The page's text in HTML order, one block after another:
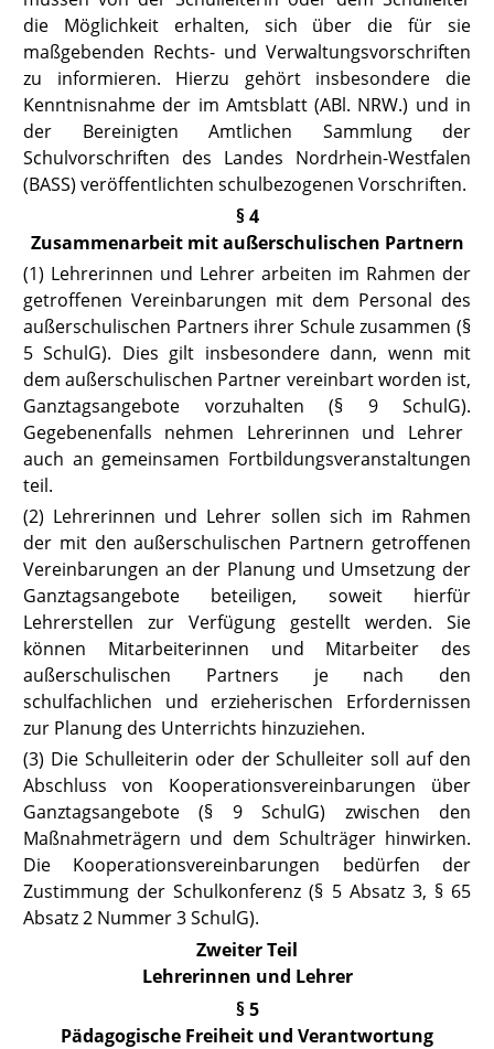
die Möglichkeit erhalten, sich über die für sie
maßgebenden Rechts- und Verwaltungsvorschriften
zu informieren. Hierzu gehört insbesondere die
Kenntnisnahme der im Amtsblatt (ABl. NRW.) und in
der Bereinigten Amtlichen Sammlung der
Schulvorschriften des Landes Nordrhein-Westfalen
(BASS) veröffentlichten schulbezogenen Vorschriften.
§ 4
Zusammenarbeit mit außerschulischen Partnern
(1) Lehrerinnen und Lehrer arbeiten im Rahmen der
getroffenen Vereinbarungen mit dem Personal des
außerschulischen Partners ihrer Schule zusammen (§
5 SchulG). Dies gilt insbesondere dann, wenn mit
dem außerschulischen Partner vereinbart worden ist,
Ganztagsangebote vorzuhalten(§ 9 SchulG).
Gegebenenfalls nehmen Lehrerinnen und Lehrer
auch an gemeinsamen Fortbildungsveranstaltungen
teil.
(2) Lehrerinnen und Lehrer sollen sich im Rahmen
der mit den außerschulischen Partnern getroffenen
Vereinbarungen an der Planung und Umsetzung der
Ganztagsangebote beteiligen, soweit hierfür
Lehrerstellen zur Verfügung gestellt werden. Sie
können Mitarbeiterinnen und Mitarbeiter des
außerschulischen Partners je nach den
schulfachlichen und erzieherischen Erfordernissen
zur Planung des Unterrichts hinzuziehen.
(3) Die Schulleiterin oder der Schulleiter soll auf den
Abschluss von Kooperationsvereinbarungen über
Ganztagsangebote(§ 9 SchulG) zwischen den
Maßnahmeträgern und dem Schulträger hinwirken.
Die Kooperationsvereinbarungen bedürfen der
Zustimmung der Schulkonferenz (§ 5 Absatz 3, § 65
Absatz 2 Nummer 3 SchulG).
Zweiter Teil
Lehrerinnen und Lehrer
§ 5
Pädagogische Freiheit und Verantwortung